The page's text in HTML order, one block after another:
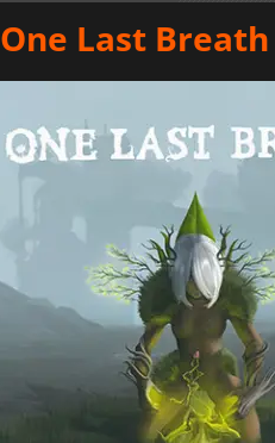
One Last Breath